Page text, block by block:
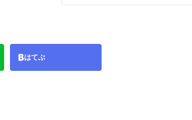
はてぶ